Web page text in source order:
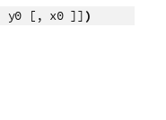
y0 [, x0 ]] )